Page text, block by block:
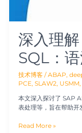
深入理
SQL：
技术博客 /ABAP,
PCE,SLAW2, USMM,
本文深入探讨了 SAP
表处理等，旨在帮助开
作
详
解
Read More »